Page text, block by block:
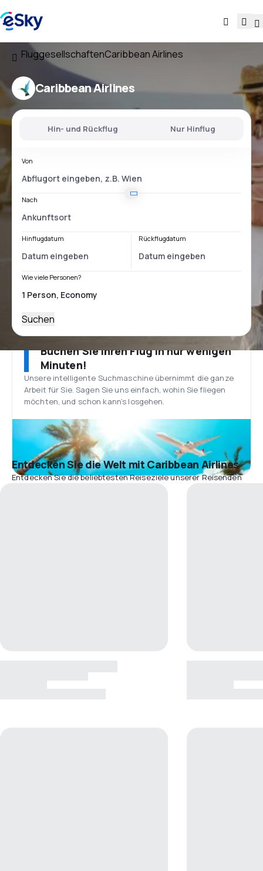
FluggesellschaftenCaribbean Airlines
Caribbean Airlines
Hin- und Rückflug Nur Hinflug
Von
Nach
Hinflugdatum Rückflugdatum
Wie viele Personen?
Suchen
Buchen Sie Ihren Flug in nur wenigen
Minuten!
Unsere intelligente Suchmaschine übernimmt die ganze
Arbeit für Sie. Sagen Sie uns einfach, wohin Sie fliegen
möchten, und schon kann’s losgehen.
Entdecken Sie die Welt mit Caribbean Airlines
Entdecken Sie die beliebtesten Reiseziele unserer Reisenden